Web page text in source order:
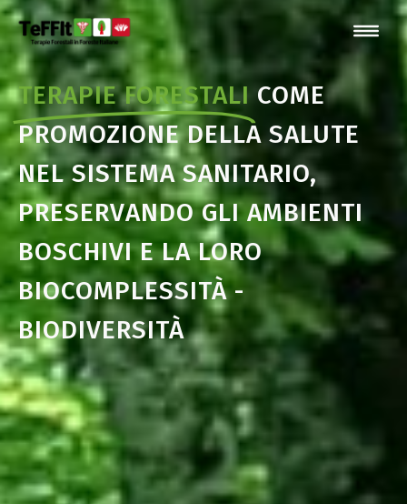
TERAPIE FORESTALI COME
PROMOZIONE DELLA SALUTE
NEL SISTEMA SANITARIO,
PRESERVANDO GLI AMBIENTI
BOSCHIVI E LA LORO
BIOCOMPLESSITÀ -
BIODIVERSITÀ